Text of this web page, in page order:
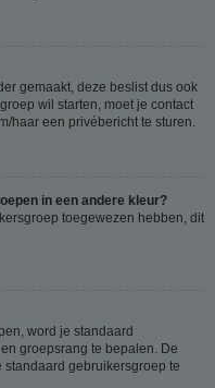
gemaakt, deze beslist dus ook
wil starten, moet je contact
haar een privébericht te sturen.
in een andere kleur?
toegewezen hebben, dit
word je standaard
groepsrang te bepalen. De
gebruikersgroep te